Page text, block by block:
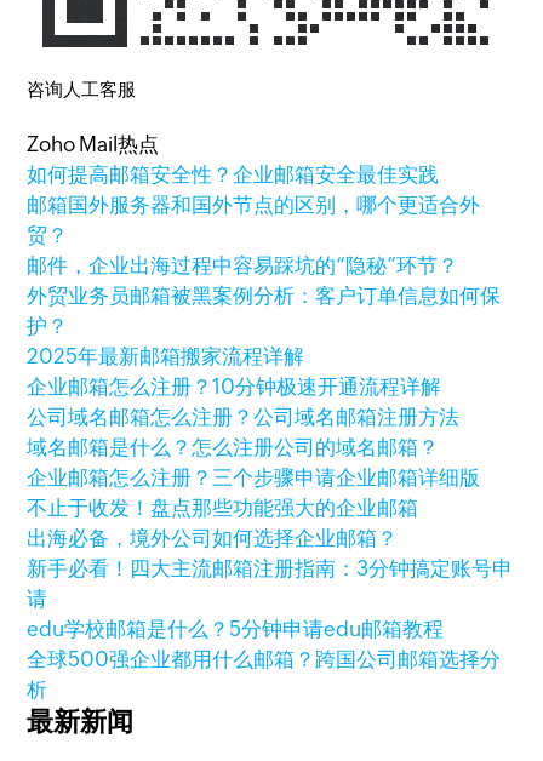
咨询人工客服
Zoho Mail热点
如何提高邮箱安全性？企业邮箱安全最佳实践
邮箱国外服务器和国外节点的区别，哪个更适合外
贸？
邮件，企业出海过程中容易踩坑的“隐秘”环节？
外贸业务员邮箱被黑案例分析：客户订单信息如何保
护？
2025年最新邮箱搬家流程详解
企业邮箱怎么注册？10分钟极速开通流程详解
公司域名邮箱怎么注册？公司域名邮箱注册方法
域名邮箱是什么？怎么注册公司的域名邮箱？
企业邮箱怎么注册？三个步骤申请企业邮箱详细版
不止于收发！盘点那些功能强大的企业邮箱
出海必备，境外公司如何选择企业邮箱？
新手必看！四大主流邮箱注册指南：3分钟搞定账号申
请
edu学校邮箱是什么？5分钟申请edu邮箱教程
全球500强企业都用什么邮箱？跨国公司邮箱选择分
析
最新新闻